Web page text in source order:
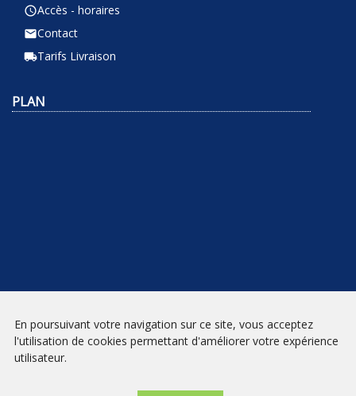
query_builderAccès - horaires
emailContact
local_shippingTarifs Livraison
PLAN
NEWSLETTER
En poursuivant votre navigation sur ce site, vous acceptez
l'utilisation de cookies permettant d'améliorer votre expérience
utilisateur.